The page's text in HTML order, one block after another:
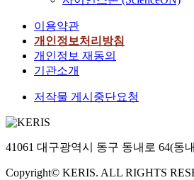
이용약관
개인정보처리방침
개인정보 재동의
기관소개
저작물 게시중단요청
41061 대구광역시 동구 동내로 64(동
Copyright© KERIS. ALL RIGHTS